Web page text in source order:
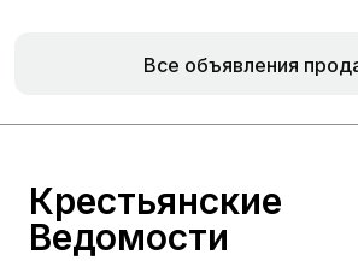
Все объявления
Крестьянские
Ведомости